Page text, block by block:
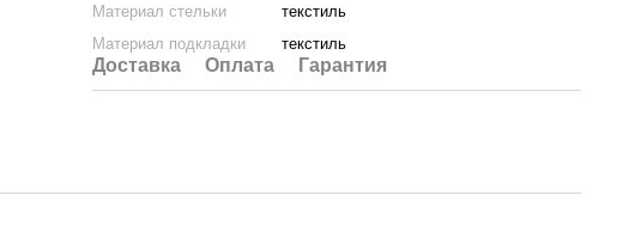
Материал стельки
текстиль
Материал подкладки
текстиль
Доставка Оплата Гарантия